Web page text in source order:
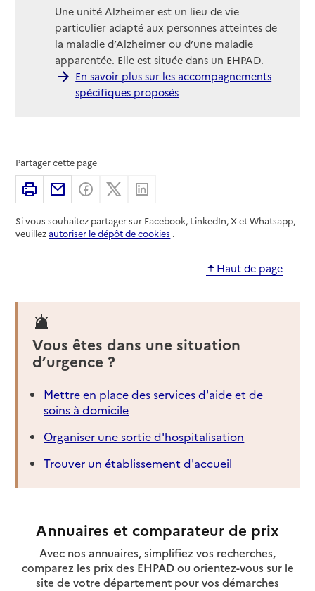
Une unité Alzheimer est un lieu de vie
particulier adapté aux personnes atteintes de
la maladie d’Alzheimer ou d’une maladie
apparentée. Elle est située dans un EHPAD.
En savoir plus sur les accompagnements
spécifiques proposés
Partager cette page
ImprimerPartager par email
Partager sur Facebook
Partager sur X
Si vous souhaitez partager sur Facebook, LinkedIn, X et Whatsapp,
veuillezautoriser le dépôt de cookies .
Haut de page
Vous êtes dans une situation
d’urgence ?
Mettre en place des services d'aide et de
soins à domicile
Organiser une sortie d'hospitalisation
Trouver un établissement d'accueil
Annuaires et comparateur de prix
Avec nos annuaires, simplifiez vos recherches,
comparez les prix des EHPAD ou orientez-vous sur le
site de votre département pour vos démarches